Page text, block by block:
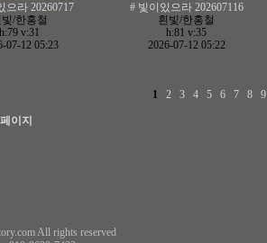
으라 20260717
빛/한홍철
h:79 v:31
07-12 05:23
# 빛이있으라 202607116
흰빛/한홍철
h:81 v:35
2026-07-12 05:22
1 2 3 4 5 6 7 8 9
이지
All rights reserved